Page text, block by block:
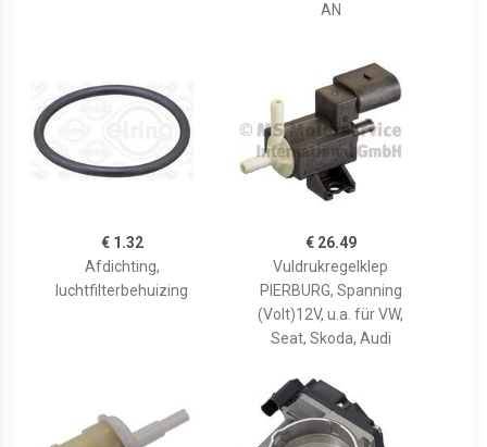
AN
€ 1.32
Afdichting,
luchtfilterbehuizing
€ 26.49
Vuldrukregelklep
PIERBURG, Spanning
(Volt)12V, u.a. für VW,
Seat, Skoda, Audi